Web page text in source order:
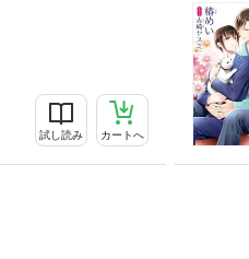
試し読み カートへ